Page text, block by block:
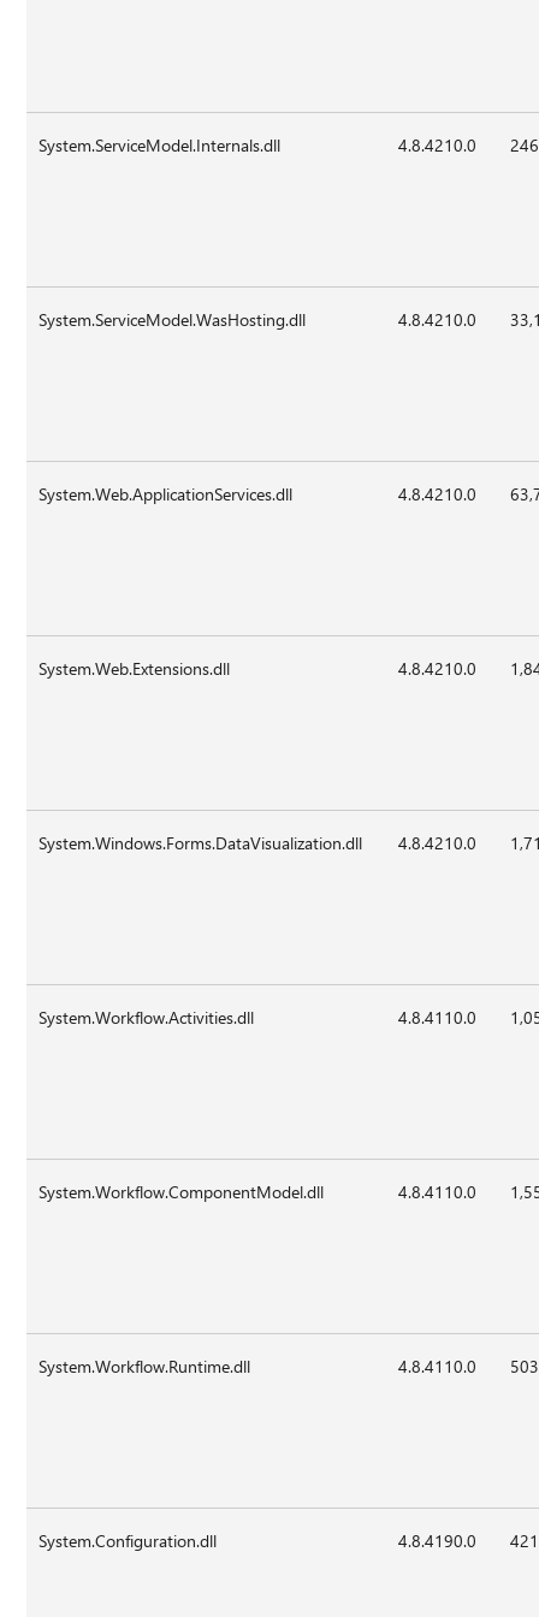
System.ServiceModel.Internals.dll 4.8.4210.0
System.ServiceModel.WasHosting.dll 4.8.4210.0
System.Web.ApplicationServices.dll 4.8.4210.0
System.Web.Extensions.dll 4.8.4210.0
System.Windows.Forms.DataVisualization.dll 4.8.4210.0
System.Workflow.Activities.dll 4.8.4110.0
System.Workflow.ComponentModel.dll 4.8.4110.0
System.Workflow.Runtime.dll 4.8.4110.0
System.Configuration.dll 4.8.4190.0